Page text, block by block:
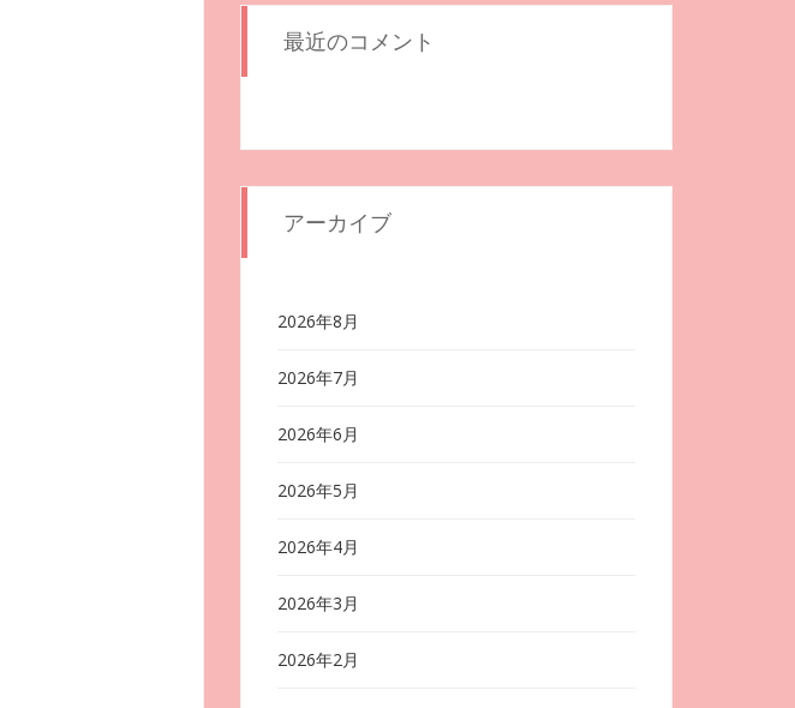
最近のコメント
アーカイブ
2026年8月
2026年7月
2026年6月
2026年5月
2026年4月
2026年3月
2026年2月